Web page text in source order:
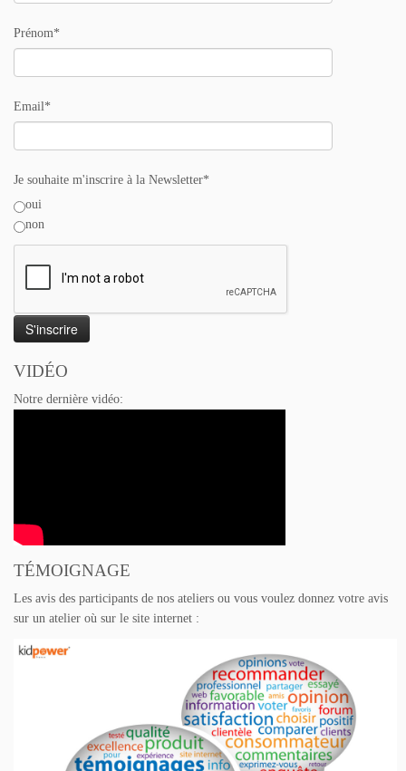
Prénom*
Email*
Je souhaite m'inscrire à la Newsletter*
oui
non
VIDÉO
Notre dernière vidéo:
TÉMOIGNAGE
Les avis des participants de nos ateliers ou vous voulez donnez votre avis
sur un atelier où sur le site internet :